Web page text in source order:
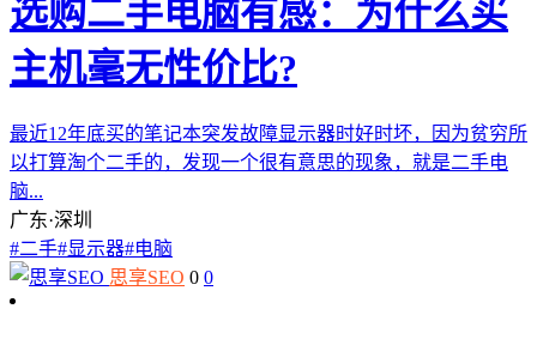
选购二手电脑有感：为什么买
主机毫无性价比?
最近12年底买的笔记本突发故障显示器时好时坏，因为贫穷所
以打算淘个二手的，发现一个很有意思的现象，就是二手电
脑...
广东·深圳
#二手#显示器#电脑
思享SEO 0 0